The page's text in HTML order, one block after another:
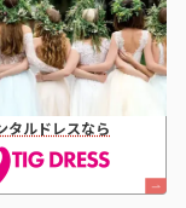
タルドレスなら